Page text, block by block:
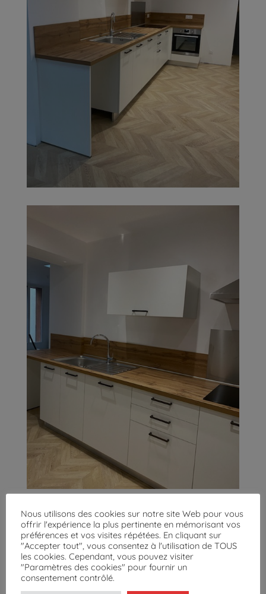
Nous utilisons des cookies sur notre site Web pour vous
offrir l'expérience la plus pertinente en mémorisant vos
préférences et vos visites répétées. En cliquant sur
"Accepter tout", vous consentez à l'utilisation de TOUS
les cookies. Cependant, vous pouvez visiter
"Paramètres des cookies" pour fournir un
consentement contrôlé.